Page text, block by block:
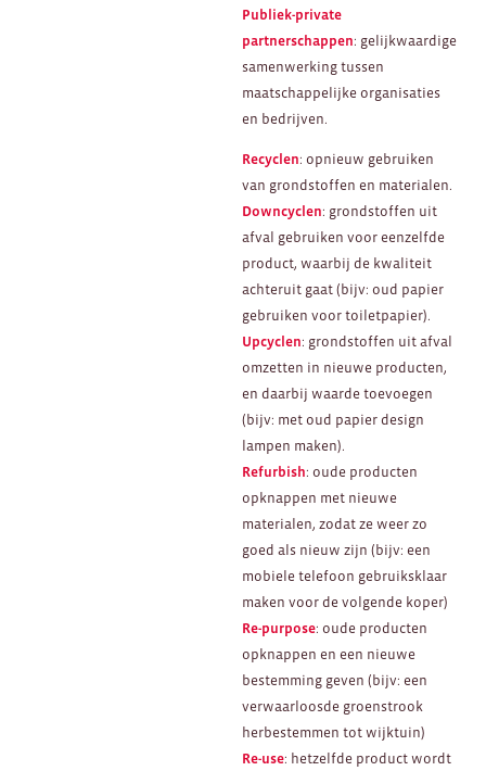
Publiek-private
partnerschappen: gelijkwaardige
samenwerking tussen
maatschappelijke organisaties
en bedrijven.
Recyclen: opnieuw gebruiken
van grondstoffen en materialen.
Downcyclen: grondstoffen uit
afval gebruiken voor eenzelfde
product, waarbij de kwaliteit
achteruit gaat (bijv: oud papier
gebruiken voor toiletpapier).
Upcyclen: grondstoffen uit afval
omzetten in nieuwe producten,
en daarbij waarde toevoegen
(bijv: met oud papier design
lampen maken).
Refurbish: oude producten
opknappen met nieuwe
materialen, zodat ze weer zo
goed als nieuw zijn (bijv: een
mobiele telefoon gebruiksklaar
maken voor de volgende koper)
Re-purpose: oude producten
opknappen en een nieuwe
bestemming geven (bijv: een
verwaarloosde groenstrook
herbestemmen tot wijktuin)
Re-use: hetzelfde product wordt